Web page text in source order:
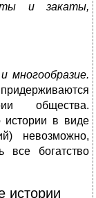
и закаты,
многообразие.
общества.
истории в виде
невозможно,
все богатство
истории